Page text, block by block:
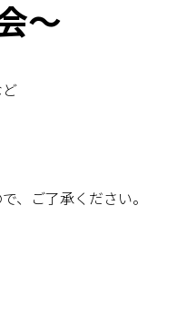
～
、ご了承ください。